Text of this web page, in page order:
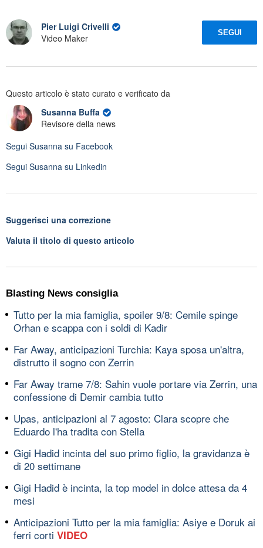
Pier Luigi Crivelli
Video Maker
SEGUI
Questo articolo è stato curato e verificato da
Susanna Buffa
Revisore della news
Segui Susanna su Facebook
Segui Susanna su Linkedin
Suggerisci una correzione
Valuta il titolo di questo articolo
Blasting News consiglia
Tutto per la mia famiglia, spoiler 9/8: Cemile spinge
Orhan e scappa con i soldi di Kadir
Far Away, anticipazioni Turchia: Kaya sposa un'altra,
distrutto il sogno con Zerrin
Far Away trame 7/8: Sahin vuole portare via Zerrin, una
confessione di Demir cambia tutto
Upas, anticipazioni al 7 agosto: Clara scopre che
Eduardo l'ha tradita con Stella
Gigi Hadid incinta del suo primo figlio, la gravidanza è
di 20 settimane
Gigi Hadid è incinta, la top model in dolce attesa da 4
mesi
Anticipazioni Tutto per la mia famiglia: Asiye e Doruk ai
ferri corti VIDEO